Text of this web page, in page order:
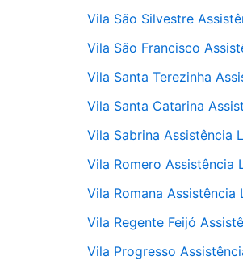
Vila São Silvestre
Vila São Francisco
Vila Santa Terezinha
Vila Santa Catarina
Vila Sabrina Assistência
Vila Romero Assistência
Vila Romana Assistência
Vila Regente Feijó
Vila Progresso